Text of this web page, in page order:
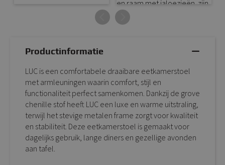
Productinformatie
LUC is een comfortabele draaibare eetkamerstoel
met armleuningen waarin comfort, stijl en
functionaliteit perfect samenkomen. Dankzij de grove
chenille stof heeft LUC een luxe en warme uitstraling,
terwijl het stevige metalen frame zorgt voor kwaliteit
en stabiliteit. Deze eetkamerstoel is gemaakt voor
dagelijks gebruik, lange diners en gezellige avonden
aan tafel.